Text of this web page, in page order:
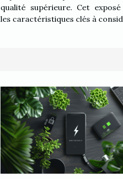
qualité supérieure. Cet
les caractéristiques clés à